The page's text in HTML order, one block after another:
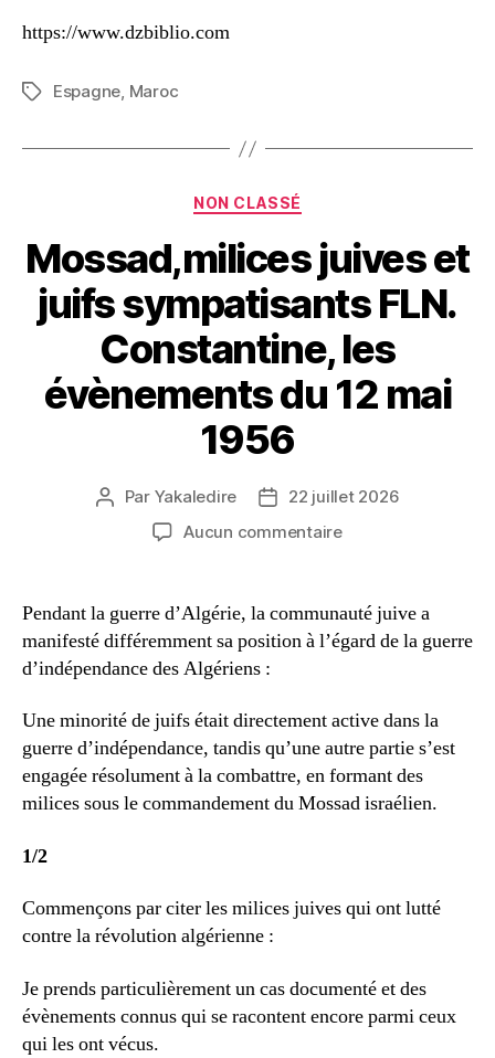
https://www.dzbiblio.com
Étiquettes
Espagne, Maroc
Catégories
NON CLASSÉ
Mossad,milices juives et
juifs sympatisants FLN.
Constantine, les
évènements du 12 mai
1956
Auteur
l’article
Par Yakaledire
Date22 juillet 2026
Aucun commentairesur
sympatisants
les
évènements
du
12
Pendant la guerre d’Algérie, la communauté juive a
manifesté différemment sa position à l’égard de la guerre
d’indépendance des Algériens :
Une minorité de juifs était directement active dans la
guerre d’indépendance, tandis qu’une autre partie s’est
engagée résolument à la combattre, en formant des
milices sous le commandement du Mossad israélien.
1/2
Commençons par citer les milices juives qui ont lutté
contre la révolution algérienne :
Je prends particulièrement un cas documenté et des
évènements connus qui se racontent encore parmi ceux
qui les ont vécus.